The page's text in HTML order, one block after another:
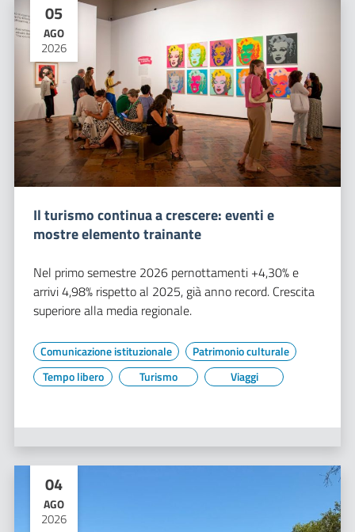
05
AGO
2026
Il turismo continua a crescere: eventi e
mostre elemento trainante
Nel primo semestre 2026 pernottamenti +4,30% e
arrivi 4,98% rispetto al 2025, già anno record. Crescita
superiore alla media regionale.
Comunicazione istituzionale
Patrimonio culturale
Tempo libero
Turismo Viaggi
04
AGO
2026